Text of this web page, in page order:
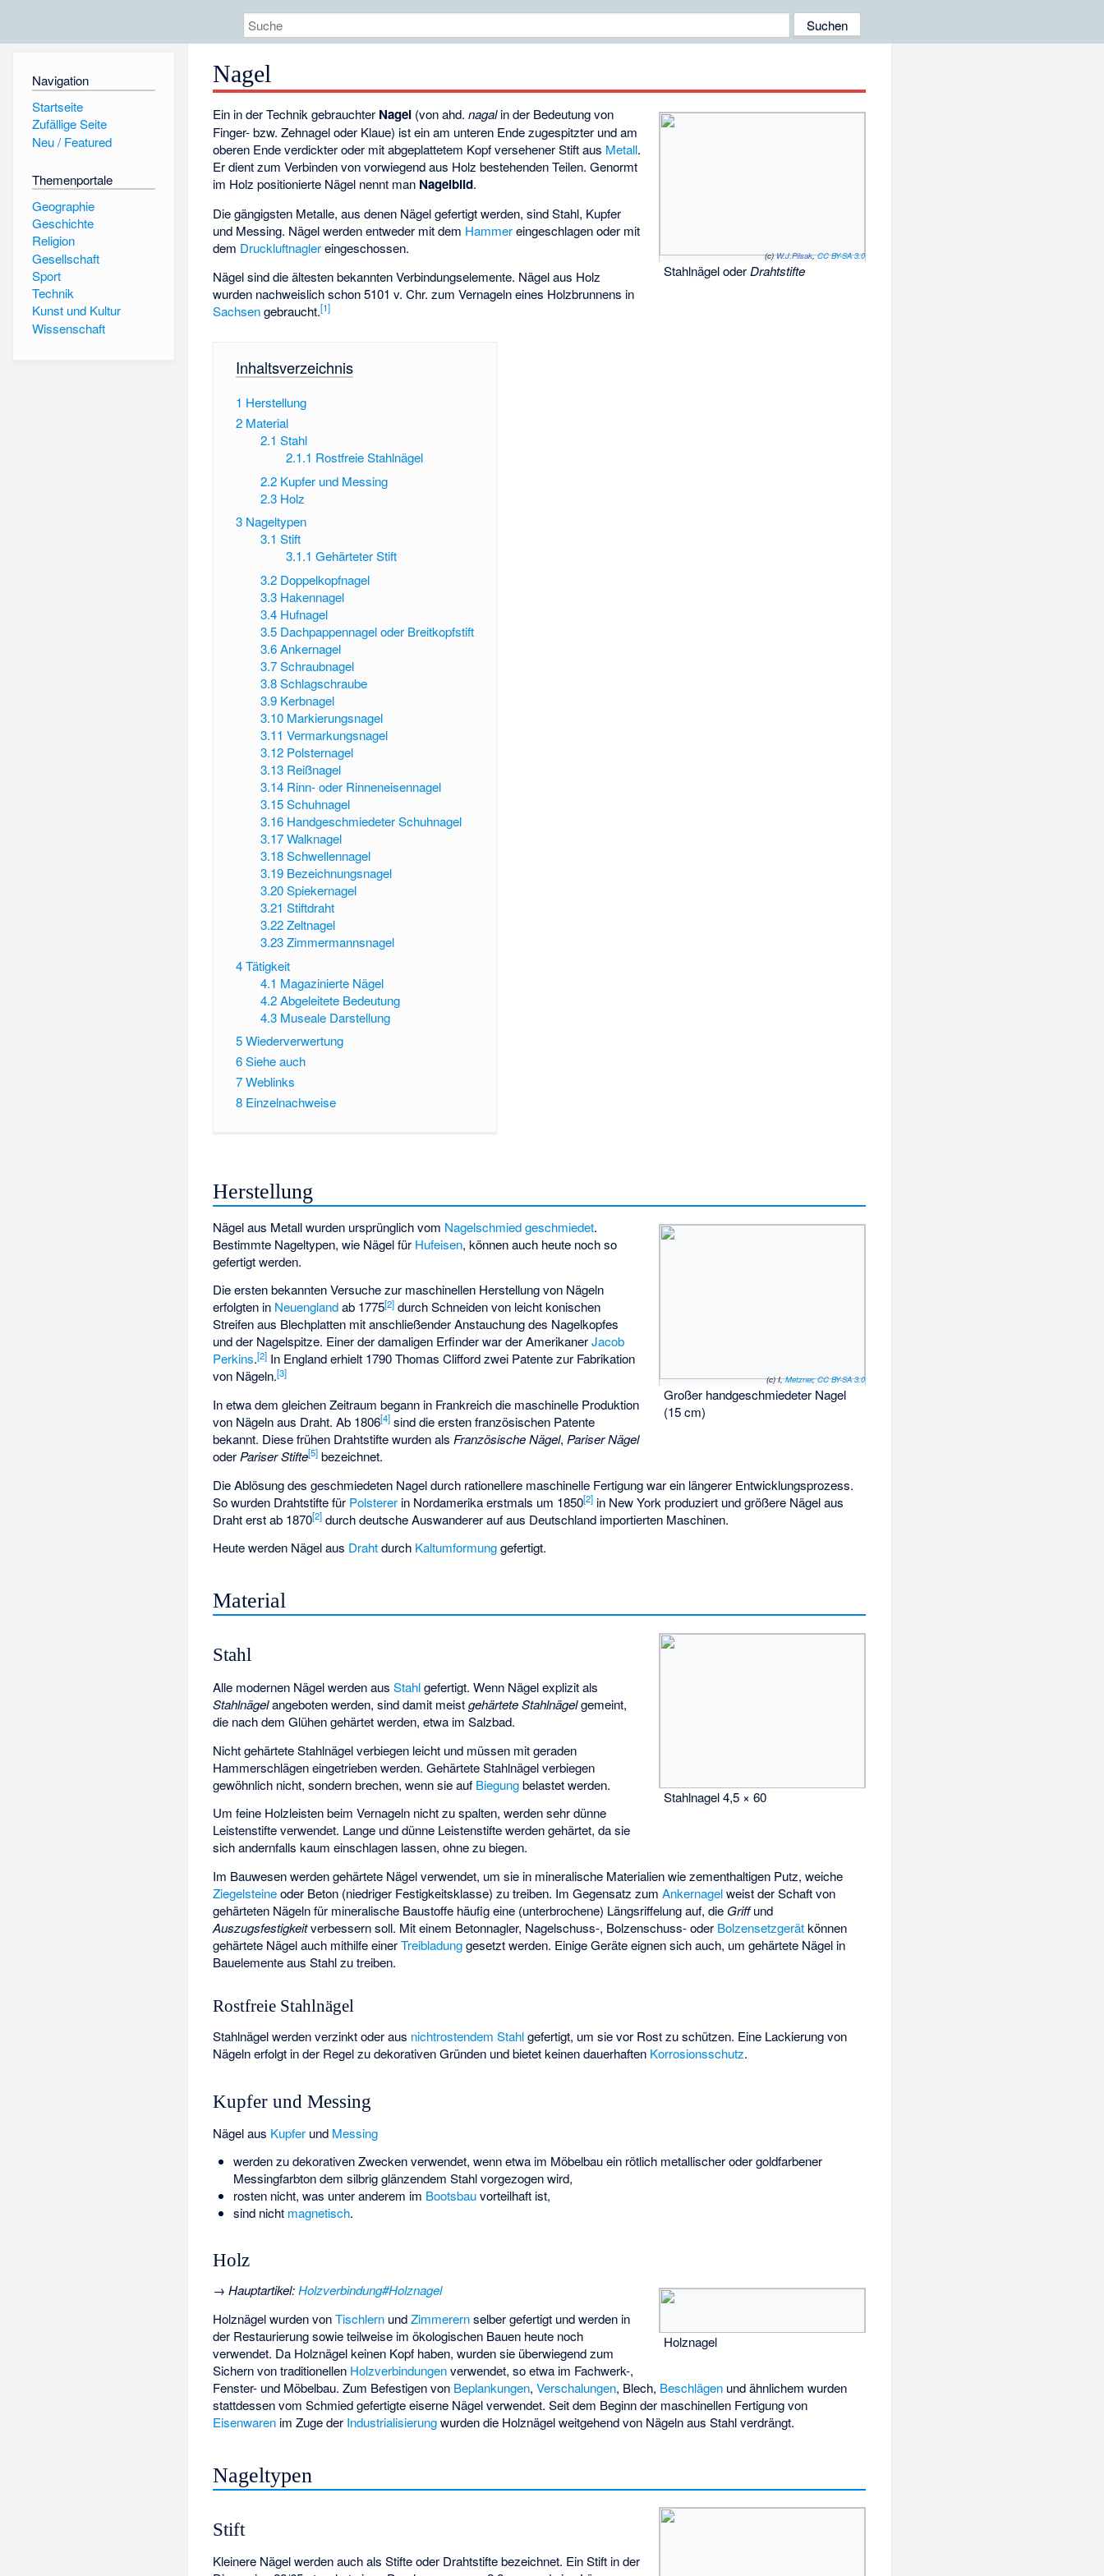
Navigation
Startseite
Zufällige Seite
Neu / Featured
Themenportale
Geographie
Geschichte
Religion
Gesellschaft
Sport
Technik
Kunst und Kultur
Wissenschaft
Nagel
(c)W.J.Pilsak,CC BY-SA 3.0
Stahlnägel oderDrahtstifte
Ein in der Technik gebrauchter Nagel (von ahd.nagalin der Bedeutung von
Finger- bzw. Zehnagel oder Klaue) ist ein am unteren Ende zugespitzter und am
oberen Ende verdickter oder mit abgeplattetem Kopf versehener Stift aus Metall.
Er dient zumVerbindenvon vorwiegend aus Holz bestehenden Teilen. Genormt
im Holz positionierte Nägel nennt man Nagelbild.
Die gängigsten Metalle, aus denen Nägel gefertigt werden, sind Stahl, Kupfer
und Messing. Nägel werden entweder mit dem Hammereingeschlagen oder mit
dem Druckluftnaglereingeschossen.
Nägel sind die ältesten bekannten Verbindungselemente. Nägel aus Holz
wurden nachweislich schon 5101 v. Chr. zum Vernageln eines Holzbrunnens in
Sachsengebraucht.[1]
Inhaltsverzeichnis
1 Herstellung
2 Material
2.1 Stahl
2.1.1 Rostfreie Stahlnägel
2.2 Kupfer und Messing
2.3 Holz
3 Nageltypen
3.1 Stift
3.1.1 Gehärteter Stift
3.2 Doppelkopfnagel
3.3 Hakennagel
3.4 Hufnagel
3.5 Dachpappennagel oder Breitkopfstift
3.6 Ankernagel
3.7 Schraubnagel
3.8 Schlagschraube
3.9 Kerbnagel
3.10 Markierungsnagel
3.11 Vermarkungsnagel
3.12 Polsternagel
3.13 Reißnagel
3.14 Rinn- oder Rinneneisennagel
3.15 Schuhnagel
3.16 Handgeschmiedeter Schuhnagel
3.17 Walknagel
3.18 Schwellennagel
3.19 Bezeichnungsnagel
3.20 Spiekernagel
3.21 Stiftdraht
3.22 Zeltnagel
3.23 Zimmermannsnagel
4Tätigkeit
4.1 Magazinierte Nägel
4.2 Abgeleitete Bedeutung
4.3 Museale Darstellung
5Wiederverwertung
6Siehe auch
7Weblinks
8 Einzelnachweise
Herstellung
(c) I,Metzner,CC BY-SA 3.0
Großer handgeschmiedeter Nagel
(15 cm)
Nägel aus Metall wurden ursprünglich vom Nagelschmied geschmiedet.
Bestimmte Nageltypen, wie Nägel für Hufeisen, können auch heute noch so
gefertigt werden.
Die ersten bekannten Versuche zur maschinellen Herstellung von Nägeln
erfolgten in Neuenglandab 1775[2] durch Schneiden von leicht konischen
Streifen aus Blechplatten mit anschließender Anstauchung des Nagelkopfes
und der Nagelspitze. Einer der damaligen Erfinder war der AmerikanerJacob
Perkins.[2] In England erhielt 1790 Thomas Clifford zwei Patente zur Fabrikation
von Nägeln.[3]
In etwa dem gleichen Zeitraum begann in Frankreich die maschinelle Produktion
von Nägeln aus Draht. Ab 1806[4] sind die ersten französischen Patente
bekannt. Diese frühen Drahtstifte wurden als Französische Nägel, Pariser Nägel
oder Pariser Stifte[5] bezeichnet.
Die Ablösung des geschmiedeten Nagel durch rationellere maschinelle Fertigung war ein längerer Entwicklungsprozess.
So wurden Drahtstifte für Polsterer in Nordamerika erstmals um 1850[2] in New York produziert und größere Nägel aus
Draht erst ab 1870[2] durch deutsche Auswanderer auf aus Deutschland importierten Maschinen.
Heute werden Nägel aus Drahtdurch Kaltumformunggefertigt.
Material
Stahlnagel 4,5 × 60
Stahl
Alle modernen Nägel werden ausStahlgefertigt. Wenn Nägel explizit als
Stahlnägelangeboten werden, sind damit meistgehärtete Stahlnägelgemeint,
die nach dem Glühen gehärtet werden, etwa im Salzbad.
Nicht gehärtete Stahlnägel verbiegen leicht und müssen mit geraden
Hammerschlägen eingetrieben werden. Gehärtete Stahlnägel verbiegen
gewöhnlich nicht, sondern brechen, wenn sie auf Biegungbelastet werden.
Um feine Holzleisten beim Vernageln nicht zu spalten, werden sehr dünne
Leistenstifte verwendet. Lange und dünne Leistenstifte werden gehärtet, da sie
sich andernfalls kaum einschlagen lassen, ohne zu biegen.
Im Bauwesen werden gehärtete Nägel verwendet, um sie in mineralische Materialien wie zementhaltigen Putz, weiche
Ziegelsteineoder Beton (niedriger Festigkeitsklasse) zu treiben. Im Gegensatz zumAnkernagelweist der Schaft von
gehärteten Nägeln für mineralische Baustoffe häufig eine (unterbrochene) Längsriffelung auf, die Griffund
Auszugsfestigkeitverbessern soll. Mit einem Betonnagler, Nagelschuss-, Bolzenschuss- oder Bolzensetzgerätkönnen
gehärtete Nägel auch mithilfe einerTreibladunggesetzt werden. Einige Geräte eignen sich auch, um gehärtete Nägel in
Bauelemente aus Stahl zu treiben.
Rostfreie Stahlnägel
Stahlnägel werden verzinkt oder aus nichtrostendem Stahlgefertigt, um sie vor Rost zu schützen. Eine Lackierung von
Nägeln erfolgt in der Regel zu dekorativen Gründen und bietet keinen dauerhaften Korrosionsschutz.
Kupfer und Messing
Nägel aus Kupfer und Messing
werden zu dekorativen Zwecken verwendet, wenn etwa im Möbelbau ein rötlich metallischer oder goldfarbener
Messingfarbton dem silbrig glänzendem Stahl vorgezogen wird,
rosten nicht, was unter anderem im Bootsbauvorteilhaft ist,
sind nicht magnetisch.
Holz
Holznagel
→Hauptartikel:Holzverbindung#Holznagel
Holznägel wurden vonTischlern undZimmerernselber gefertigt und werden in
der Restaurierung sowie teilweise im ökologischen Bauen heute noch
verwendet. Da Holznägel keinen Kopf haben, wurden sie überwiegend zum
Sichern von traditionellen Holzverbindungenverwendet, so etwa im Fachwerk-,
Fenster- und Möbelbau. Zum Befestigen von Beplankungen,Verschalungen, Blech, Beschlägen und ähnlichem wurden
stattdessen vom Schmied gefertigte eiserne Nägel verwendet. Seit dem Beginn der maschinellen Fertigung von
Eisenwaren im Zuge der Industrialisierungwurden die Holznägel weitgehend von Nägeln aus Stahl verdrängt.
Nageltypen
Stift
Kleinere Nägel werden auch als Stifte oder Drahtstifte bezeichnet. Ein Stift in der